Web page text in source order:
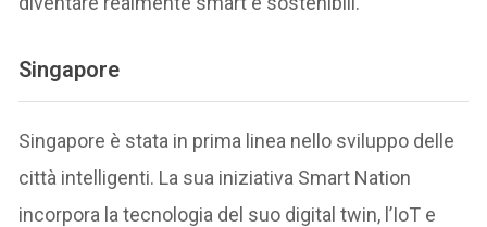
Singapore
Singapore è stata in prima linea nello sviluppo delle
città intelligenti. La sua iniziativa Smart Nation
incorpora la tecnologia del suo digital twin, l’IoT e